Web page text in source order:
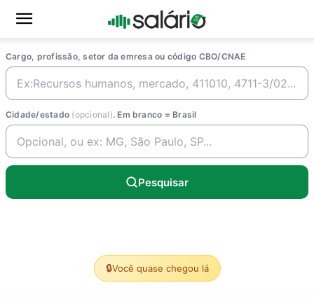
Cargo, profissão, setor da emresa ou código CBO/CNAE
Cidade/estado (opcional). Em branco = Brasil
Pesquisar
🔒Você quase chegou lá